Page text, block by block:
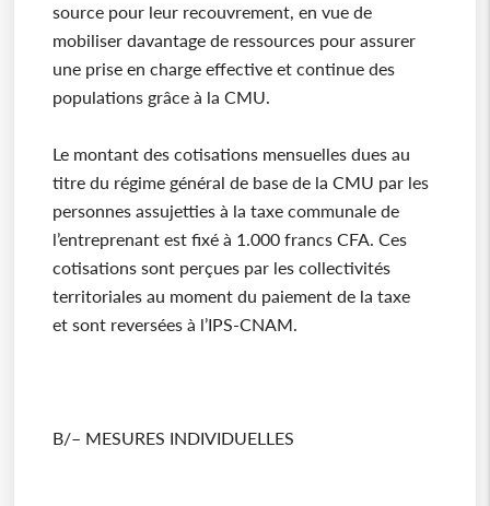
source pour leur recouvrement, en vue de
mobiliser davantage de ressources pour assurer
une prise en charge effective et continue des
populations grâce à la CMU.
Le montant des cotisations mensuelles dues au
titre du régime général de base de la CMU par les
personnes assujetties à la taxe communale de
l’entreprenant est fixé à 1.000 francs CFA. Ces
cotisations sont perçues par les collectivités
territoriales au moment du paiement de la taxe
et sont reversées à l’IPS-CNAM.
B/– MESURES INDIVIDUELLES